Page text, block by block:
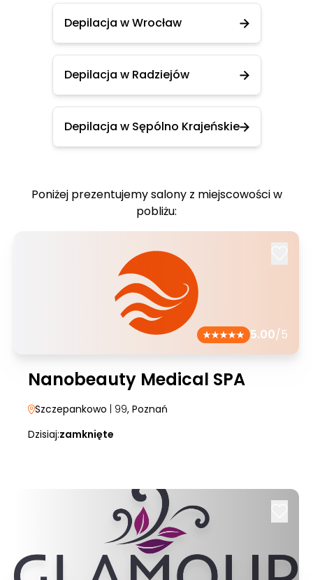
Depilacja w Wrocław
Depilacja w Radziejów
Depilacja w Sępólno Krajeńskie
Poniżej prezentujemy salony z miejscowości w
pobliżu:
5.00/5
Nanobeauty Medical SPA
Szczepankowo | 99, Poznań
Dzisiaj:zamknięte